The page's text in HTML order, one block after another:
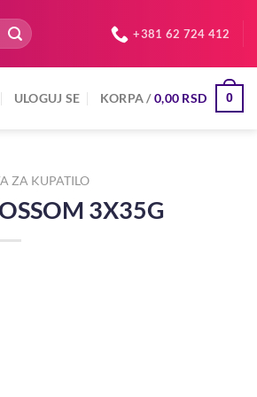
+381 62 724 412
ULOGUJ SE KORPA /0,00 RSD 0
ZA KUPATILO
3X35G